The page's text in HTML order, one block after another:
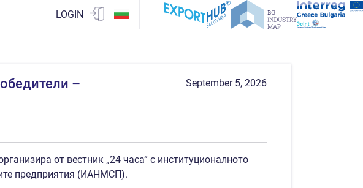
LOGIN
–
September 5, 2026
от вестник „24 часа“ с институционалното
предприятия (ИАНМСП).